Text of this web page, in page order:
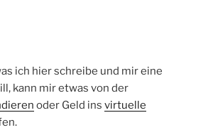
ich hier schreibe und mir eine
kann mir etwas von der
oder Geld ins virtuelle